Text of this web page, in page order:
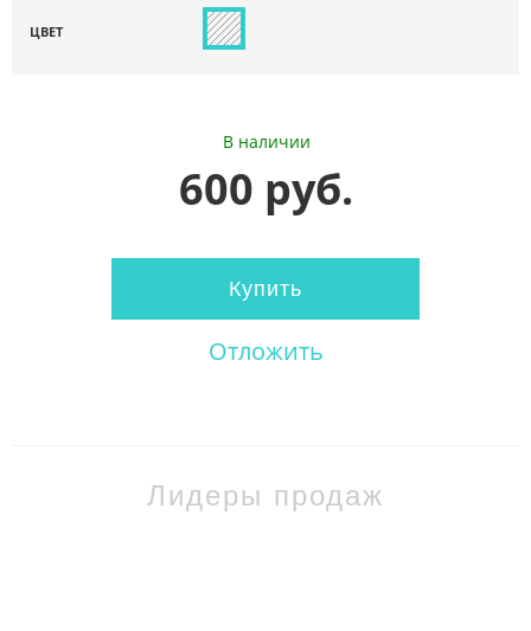
ЦВЕТ
В наличии
600 руб.
Купить
Отложить
Лидеры продаж